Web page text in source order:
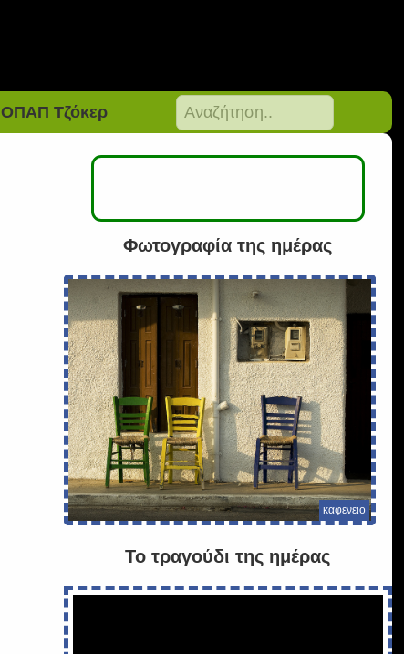
ΟΠΑΠ Τζόκερ
Φωτογραφία της ημέρας
καφενειο
Το τραγούδι της ημέρας